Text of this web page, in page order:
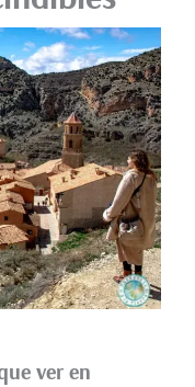
ver en